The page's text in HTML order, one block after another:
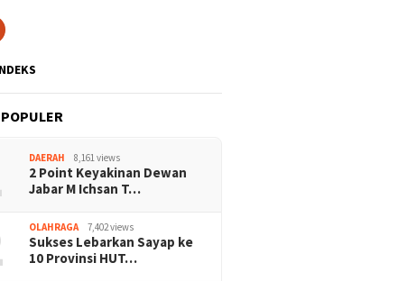
DAERAH 8,161 views
2 Point Keyakinan Dewan
Jabar M Ichsan T…
OLAHRAGA 7,402 views
Sukses Lebarkan Sayap ke
10 Provinsi HUT…